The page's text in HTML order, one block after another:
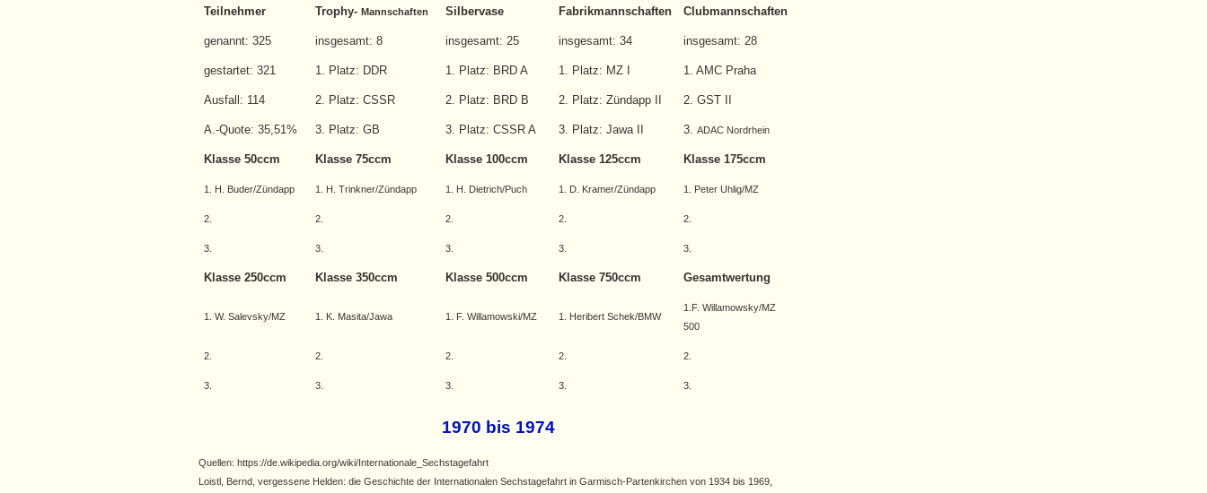
Teilnehmer Trophy- Mannschaften Silbervase Fabrikmannschaften Clubmannschaften
genannt: 325 insgesamt: 8 insgesamt: 25 insgesamt: 34 insgesamt: 28
gestartet: 321 1. Platz: DDR 1. Platz: BRD A 1. Platz: MZ I 1. AMC Praha
Ausfall: 114 2. Platz: CSSR 2. Platz: BRD B 2. Platz: Zündapp II 2. GST II
A.-Quote: 35,51% 3. Platz: GB 3. Platz: CSSR A 3. Platz: Jawa II 3. ADAC Nordrhein
Klasse 50ccm Klasse 75ccm Klasse 100ccm Klasse 125ccm Klasse 175ccm
1. H. Buder/Zündapp 1. H. Trinkner/Zündapp 1. H. Dietrich/Puch 1. D. Kramer/Zündapp 1. Peter Uhlig/MZ
2. 2. 2. 2. 2.
3. 3. 3. 3. 3.
Klasse 250ccm Klasse 350ccm Klasse 500ccm Klasse 750ccm Gesamtwertung
1. W. Salevsky/MZ 1. K. Masita/Jawa 1. F. Willamowski/MZ 1. Heribert Schek/BMW
1.F. Willamowsky/MZ
500
2. 2. 2. 2. 2.
3. 3. 3. 3. 3.
1970 bis 1974
Quellen: https://de.wikipedia.org/wiki/Internationale_Sechstagefahrt
Loistl, Bernd, vergessene Helden: die Geschichte der Internationalen Sechstagefahrt in Garmisch-Partenkirchen von 1934 bis 1969,